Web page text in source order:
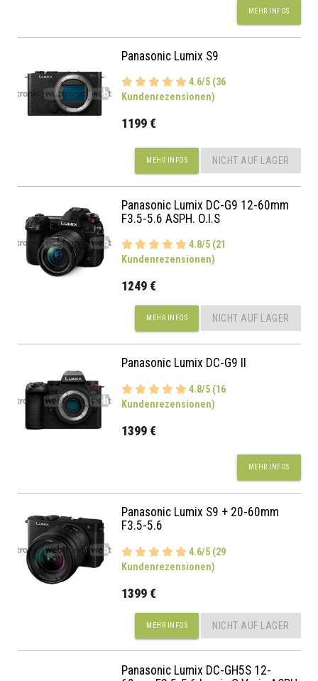
MEHR INFOS
Panasonic Lumix S9
4.6/5 (36
Kundenrezensionen)
1199 €
MEHR INFOS NICHT AUF LAGER
Panasonic Lumix DC-G9 12-60mm
F3.5-5.6 ASPH. O.I.S
4.8/5 (21
Kundenrezensionen)
1249 €
MEHR INFOS NICHT AUF LAGER
Panasonic Lumix DC-G9 II
4.8/5 (16
Kundenrezensionen)
1399 €
MEHR INFOS
Panasonic Lumix S9 + 20-60mm
F3.5-5.6
4.6/5 (29
Kundenrezensionen)
1399 €
MEHR INFOS NICHT AUF LAGER
Panasonic Lumix DC-GH5S 12-